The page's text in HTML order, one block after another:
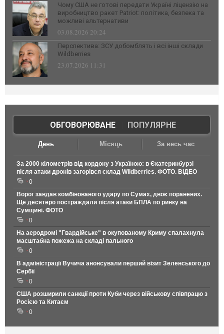
Чому США не готові передати Україні ліцензію на
виробництво ракет Patriot: політика, безпека та
можливі альтернативи
03.08.2026 20:24
Перспектива: ЗСУ добомблять і всі інші склади
Wildberries
23.07.2026 11:31
ОБГОВОРЮВАНЕ| ПОПУЛЯРНЕ
День Місяць За весь час
За 2000 кілометрів від кордону з Україною: в Єкатеринбурзі
після атаки дронів загорівся склад Wildberries. ФОТО. ВІДЕО
0
Ворог завдав комбінованого удару по Сумах, двоє поранених.
Ще десятеро постраждали після атаки БПЛА по ринку на
Сумщині. ФОТО
0
На аеродромі "Гвардійське" в окупованому Криму спалахнула
масштабна пожежа на складі пального
0
В адміністрації Вучича анонсували перший візит Зеленського до
Сербії
0
США розширили санкції проти Куби через військову співпрацю з
Росією та Китаєм
0